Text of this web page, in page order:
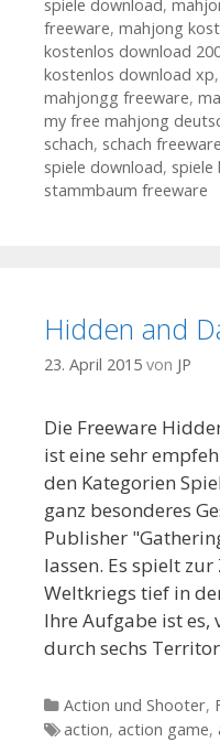
spiele download,
freeware, mahjong
kostenlos download
kostenlos download xp,
mahjongg freeware,
my free mahjong
schach, schach freeware
spiele download, spiele
stammbaum freeware
Hidden and
23. April 2015 von JP
Die Freeware
ist eine sehr
den Kategorien
ganz besonderes
Publisher
lassen. Es spielt
Weltkriegs tief in
Ihre Aufgabe ist
durch sechs
Kategorien
Action und Shooter,
Tags
action, action game,